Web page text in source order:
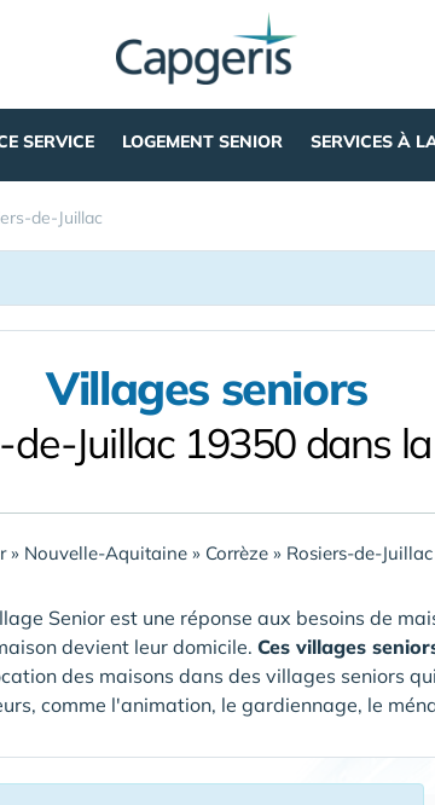
SERVICE LOGEMENT SENIOR SERVICES À
de-Juillac
Villages seniors
de-Juillac 19350 dans
» Nouvelle-Aquitaine » Corrèze » Rosiers-de-
Senior est une réponse aux besoins de
devient leur domicile. Ces villages
des maisons dans des villages seniors
comme l'animation, le gardiennage, le